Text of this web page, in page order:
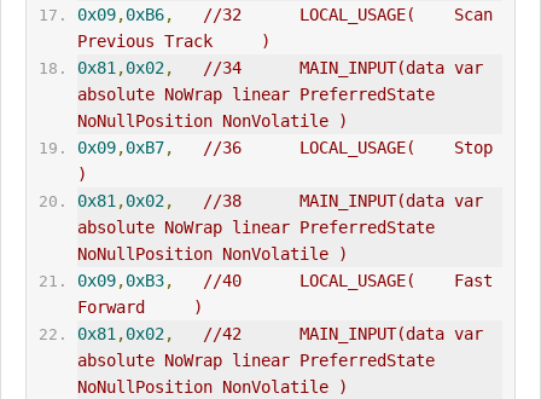
0x09,0xB6,
//32      LOCAL_USAGE(    Scan
Previous Track     )
0x81 ,0x02,
//34      MAIN_INPUT(data var
absolute NoWrap linear PreferredState
NoNullPosition NonVolatile )
0x09,0xB7,
//36      LOCAL_USAGE(    Stop
)
0x81 ,0x02,
//38      MAIN_INPUT(data var
absolute NoWrap linear PreferredState
NoNullPosition NonVolatile )
0x09,0xB3,
//40      LOCAL_USAGE(    Fast
Forward     )
0x81 ,0x02,
//42      MAIN_INPUT(data var
absolute NoWrap linear PreferredState
NoNullPosition NonVolatile )